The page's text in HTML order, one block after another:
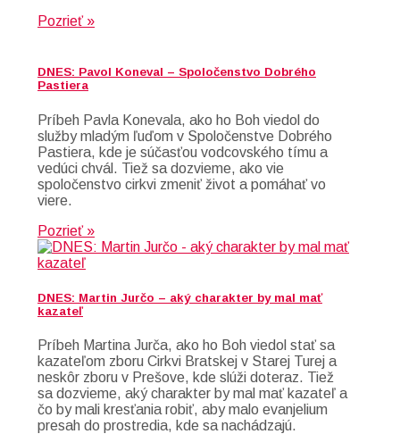
Pozrieť »
DNES: Pavol Koneval – Spoločenstvo Dobrého
Pastiera
Príbeh Pavla Konevala, ako ho Boh viedol do
služby mladým ľuďom v Spoločenstve Dobrého
Pastiera, kde je súčasťou vodcovského tímu a
vedúci chvál. Tiež sa dozvieme, ako vie
spoločenstvo cirkvi zmeniť život a pomáhať vo
viere.
Pozrieť »
DNES: Martin Jurčo – aký charakter by mal mať
kazateľ
Príbeh Martina Jurča, ako ho Boh viedol stať sa
kazateľom zboru Cirkvi Bratskej v Starej Turej a
neskôr zboru v Prešove, kde slúži doteraz. Tiež
sa dozvieme, aký charakter by mal mať kazateľ a
čo by mali kresťania robiť, aby malo evanjelium
presah do prostredia, kde sa nachádzajú.